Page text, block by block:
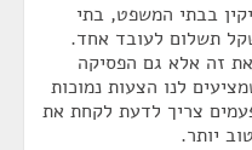
בבתי המשפט, בתי
פוסקים 12,000-14,000 שקל תשלום לעובד אחד.
זה אלא גם הפסיקה
לנו הצעות נמוכות
צריך לדעת לקחת את
יותר.